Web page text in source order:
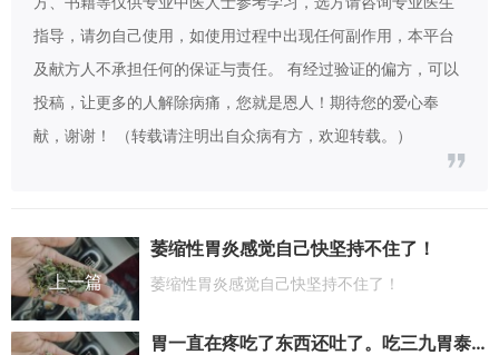
指导，请勿自己使用，如使用过程中出现任何副作用，本平台
及献方人不承担任何的保证与责任。 有经过验证的偏方，可以
投稿，让更多的人解除病痛，您就是恩人！期待您的爱心奉
献，谢谢！ （转载请注明出自众病有方，欢迎转载。）
上一篇
萎缩性胃炎感觉自己快坚持不住了！
萎缩性胃炎感觉自己快坚持不住了！
胃一直在疼吃了东西还吐了。吃三九胃泰根本没用照样疼的要死。吃了两片铝碳酸镁咀嚼片疼痛减轻了80％